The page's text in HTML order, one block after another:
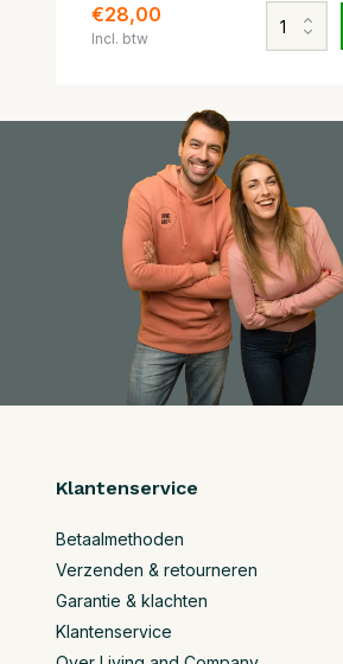
€28,00
Incl. btw
Klantenservice
Betaalmethoden
Verzenden & retourneren
Garantie & klachten
Klantenservice